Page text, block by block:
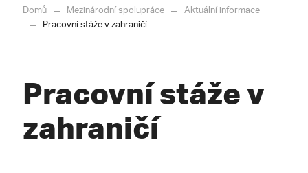
Domů Mezinárodní spolupráce Aktuální informace
Pracovní stáže v zahraničí
Pracovní stáže v
zahraničí